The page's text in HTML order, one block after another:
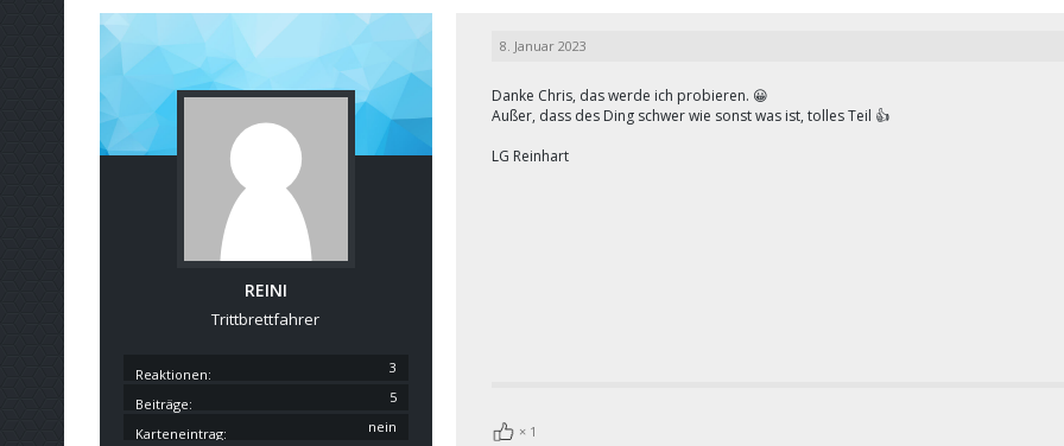
REINI
Trittbrettfahrer
Reaktionen 3
Beiträge 5
Karteneintrag nein
8. Januar 2023
Danke Chris, das werde ich probieren. 😀
Außer, dass des Ding schwer wie sonst was ist, tolles Teil 👍
LG Reinhart
1